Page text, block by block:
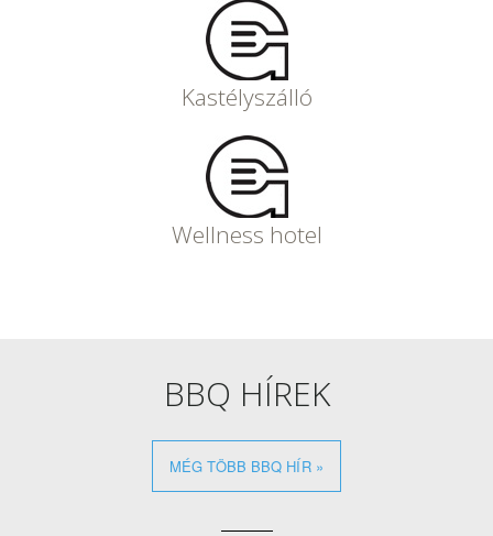
Kastélyszálló
Wellness hotel
BBQ HÍREK
MÉG TÖBB BBQ HÍR »